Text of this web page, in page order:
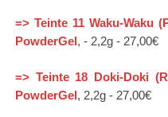
=> Teinte 11 Waku-Waku
PowderGel, - 2,2g - 27,00€
=> Teinte 18 Doki-Doki
PowderGel, 2,2g - 27,00€